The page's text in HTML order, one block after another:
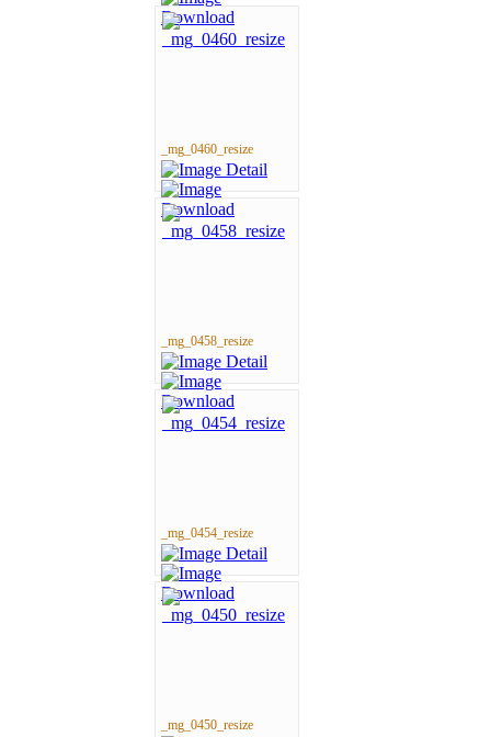
_mg_0460_resize
_mg_0458_resize
_mg_0454_resize
_mg_0450_resize